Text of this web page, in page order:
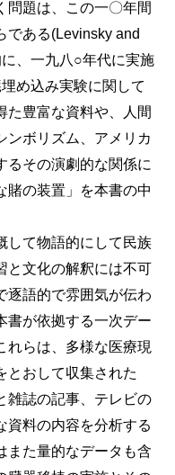
問題は、この一〇年間
である(Levinsky and
、一九八○年代に実施
め込み実験に関して
た豊富な資料や、人間
ンボリズム、アメリカ
るその演劇的な関係に
賭の装置」を本書の中
て物語的にして民族
と文化の解釈には不可
逐語的で雰囲気が伝わ
書が依拠する一次デー
れらは、多様な医療現
とおして収集された
雑誌の記事、テレビの
資料の内容を分析する
また量的なデータも含